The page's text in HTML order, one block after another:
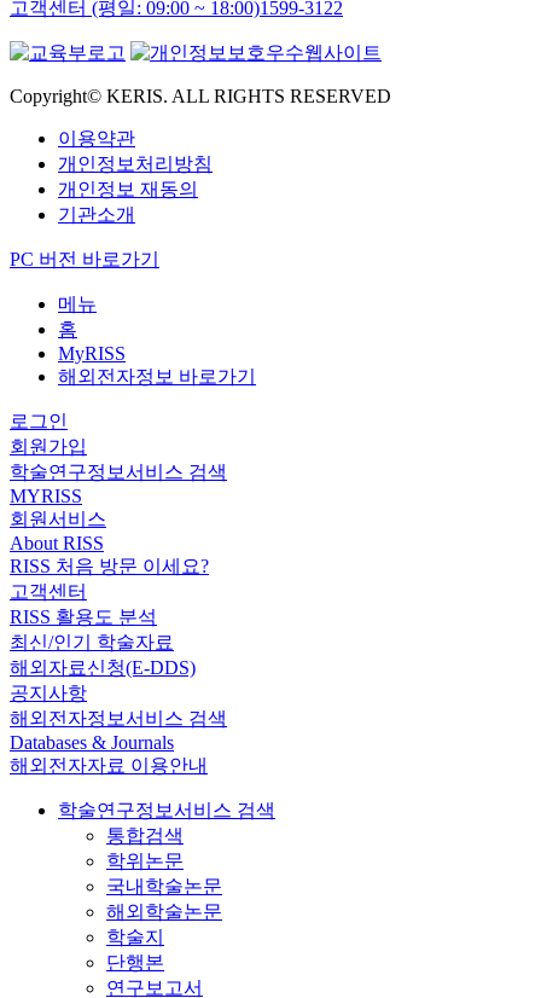
고객센터 (평일: 09:00 ~ 18:00)1599-3122
Copyright© KERIS. ALL RIGHTS RESERVED
이용약관
개인정보처리방침
개인정보 재동의
기관소개
PC 버전 바로가기
메뉴
홈
MyRISS
해외전자정보 바로가기
로그인
회원가입
학술연구정보서비스 검색
MYRISS
회원서비스
About RISS
RISS 처음 방문 이세요?
고객센터
RISS 활용도 분석
최신/인기 학술자료
해외자료신청(E-DDS)
공지사항
해외전자정보서비스 검색
Databases & Journals
해외전자자료 이용안내
학술연구정보서비스 검색
통합검색
학위논문
국내학술논문
해외학술논문
학술지
단행본
연구보고서